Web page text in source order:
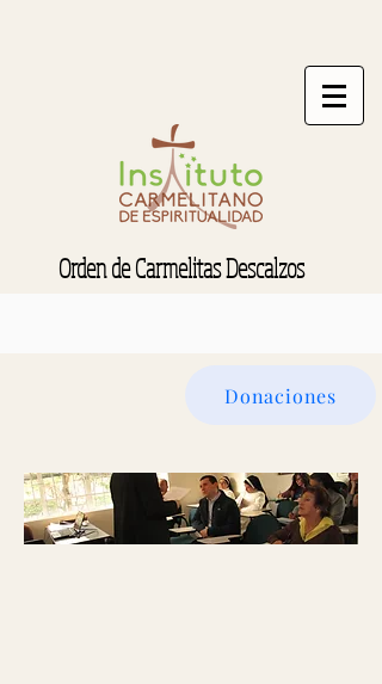
Orden de Carmelitas Descalzos
Donaciones